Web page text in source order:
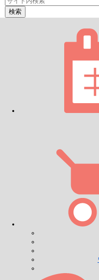
検索